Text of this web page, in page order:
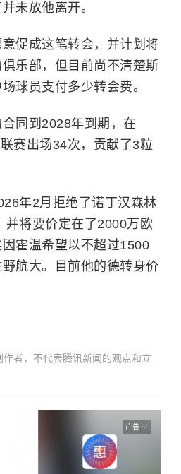
未放他离开。
促成这笔转会，并计划将
乐部，但目前尚不清楚斯
球员支付多少转会费。
同到2028年到期，在
赛出场34次，贡献了3粒
年2月拒绝了诺丁汉森林
并将要价定在了2000万欧
霍温希望以不超过1500
航大。目前他的德转身价
者，不代表腾讯新闻的观点和立
广告